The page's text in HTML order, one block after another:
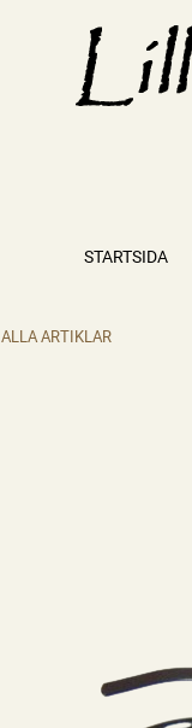
STARTSIDA
ALLA ARTIKLAR